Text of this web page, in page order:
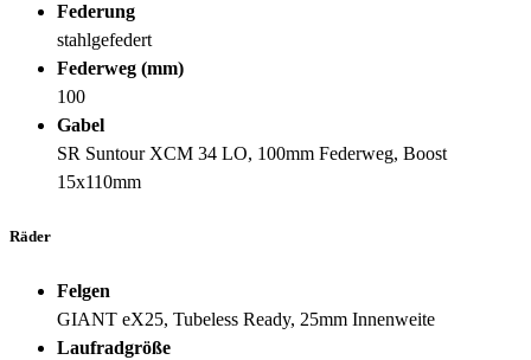
Federung
stahlgefedert
Federweg (mm)
100
Gabel
SR Suntour XCM 34 LO, 100mm Federweg, Boost
15x110mm
Räder
Felgen
GIANT eX25, Tubeless Ready, 25mm Innenweite
Laufradgröße